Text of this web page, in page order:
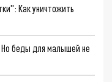
Как уничтожить
Но беды для малышей не